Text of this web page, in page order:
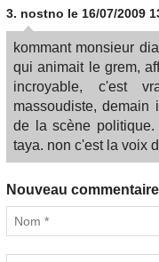
3. nostno le 16/07/2009
kommant monsieur
qui animait le grem,
incroyable, c'est
massoudiste,
de la scène
taya. non c'est la voix
Nouveau